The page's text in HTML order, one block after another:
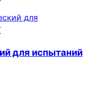
для испытаний